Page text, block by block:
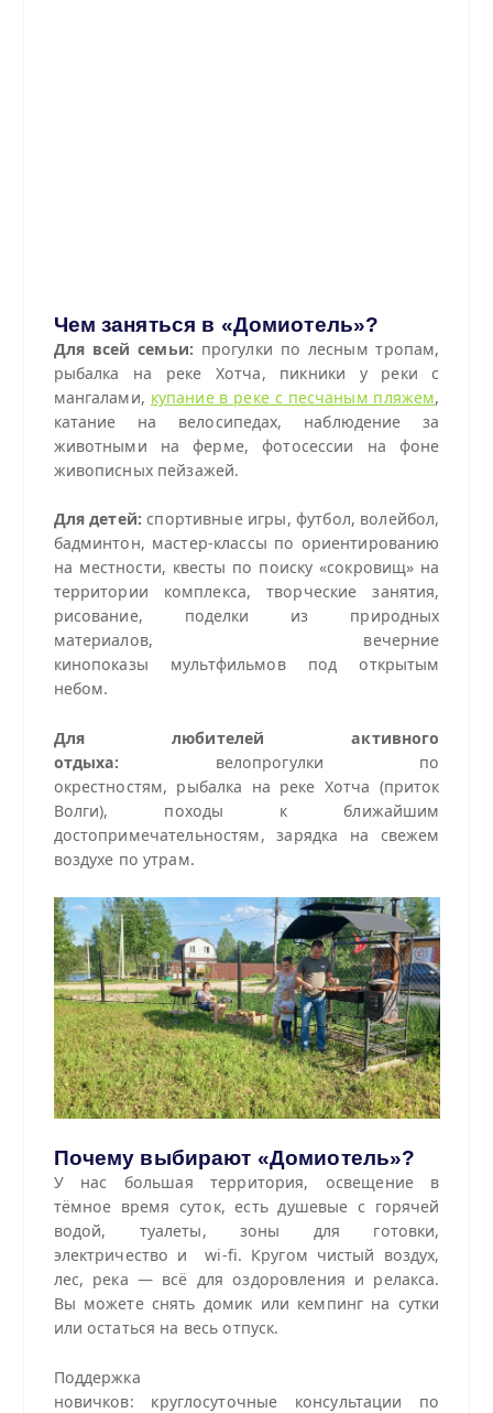
Чем заняться в «Домиотель»?
Для всей семьи: прогулки по лесным тропам,
рыбалка на реке Хотча, пикники у реки с
мангалами, купание в реке с песчаным пляжем,
катание на велосипедах, наблюдение за
животными на ферме, фотосессии на фоне
живописных пейзажей.
Для детей:спортивные игры, футбол, волейбол,
бадминтон, мастер‑классы по ориентированию
на местности, квесты по поиску «сокровищ» на
территории комплекса, творческие занятия,
рисование, поделки из природных
материалов, вечерние
кинопоказы мультфильмов под открытым
небом.
Для любителей активного
отдыха: велопрогулки по
окрестностям, рыбалка на реке Хотча (приток
Волги), походы к ближайшим
достопримечательностям, зарядка на свежем
воздухе по утрам.
Почему выбирают «Домиотель»?
У нас большая территория, освещение в
тёмное время суток, есть душевые с горячей
водой, туалеты, зоны для готовки,
электричество и wi-fi. Кругом чистый воздух,
лес, река — всё для оздоровления и релакса.
Вы можете снять домик или кемпинг на сутки
или остаться на весь отпуск.
Поддержка
новичков: круглосуточные консультации по